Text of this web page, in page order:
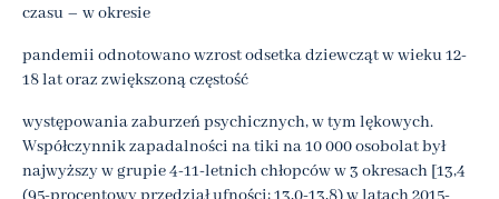
czasu – w okresie
pandemii odnotowano wzrost odsetka dziewcząt w wieku 12-
18 lat oraz zwiększoną częstość
występowania zaburzeń psychicznych, w tym lękowych.
Współczynnik zapadalności na tiki na 10 000 osobolat był
najwyższy w grupie 4-11-letnich chłopców w 3 okresach [13,4